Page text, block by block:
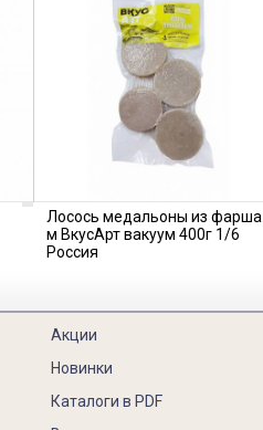
Лосось медальоны из
м ВкусАрт вакуум 400г 1/6
Россия
Акции
Новинки
Каталоги в PDF